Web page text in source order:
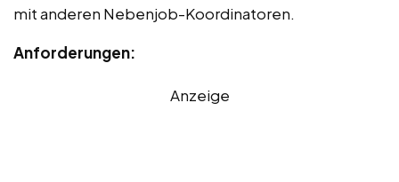
mit anderen Nebenjob-Koordinatoren.
Anforderungen:
Anzeige